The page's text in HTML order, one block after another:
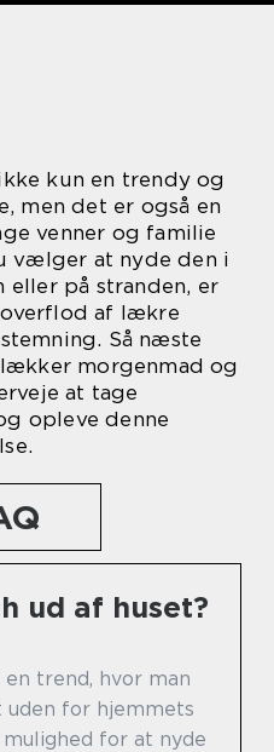
kun en trendy og
men det er også en
venner og familie
vælger at nyde den i
eller på stranden, er
af lækre
Så næste
morgenmad og
at tage
opleve denne
ud af huset?
trend, hvor man
for hjemmets
for at nyde